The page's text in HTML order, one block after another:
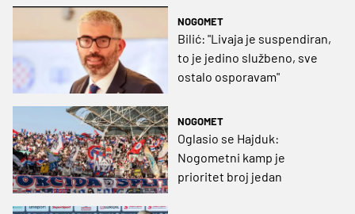
NOGOMET
Bilić: "Livaja je suspendiran,
to je jedino službeno, sve
ostalo osporavam"
NOGOMET
Oglasio se Hajduk:
Nogometni kamp je
prioritet broj jedan